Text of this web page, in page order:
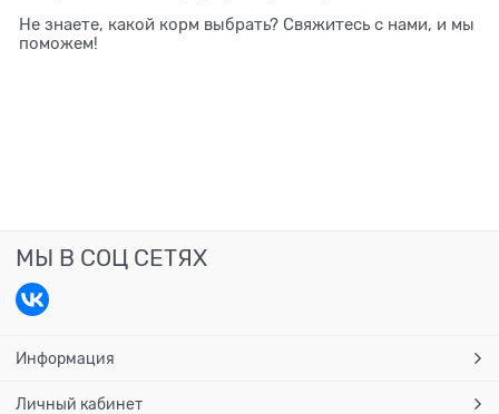
Не знаете, какой корм выбрать? Свяжитесь с нами, и мы
поможем!
МЫ В СОЦ СЕТЯХ
Информация
Личный кабинет